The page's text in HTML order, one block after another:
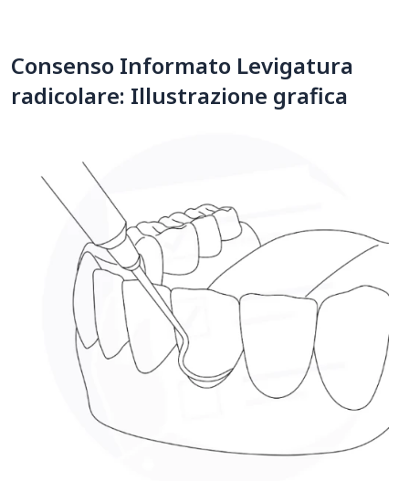
Consenso Informato Levigatura
radicolare: Illustrazione grafica